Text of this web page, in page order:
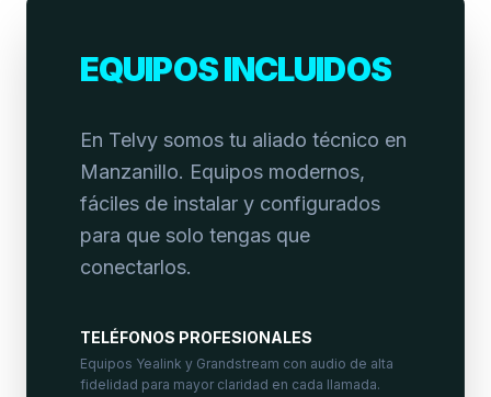
EQUIPOS INCLUIDOS
En Telvy somos tu aliado técnico en
Manzanillo. Equipos modernos,
fáciles de instalar y configurados
para que solo tengas que
conectarlos.
TELÉFONOS PROFESIONALES
Equipos Yealink y Grandstream con audio de alta
fidelidad para mayor claridad en cada llamada.